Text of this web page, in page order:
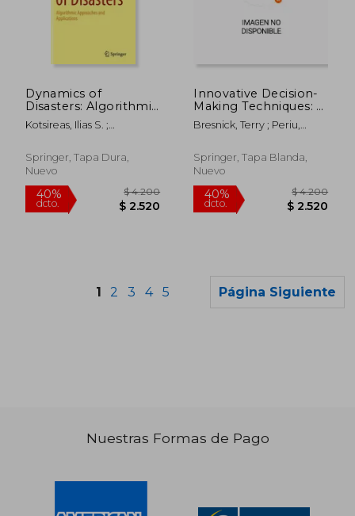
40% 40%
$ 10.544 40%
Dynamics of
Disasters: Algorithmic
Approaches and
Applications (en
Kotsireas, Ilias S. ;
Panos M.
Springer, Tapa Dura,
Nuevo
Innovative Decision-
Making Techniques: A
Foccussed Approach
(en Inglés)
Bresnick, Terry ; Periu,
Springer, Tapa Blanda,
Nuevo
1 2 3 4 5 Página Siguiente
Nuestras Formas de Pago